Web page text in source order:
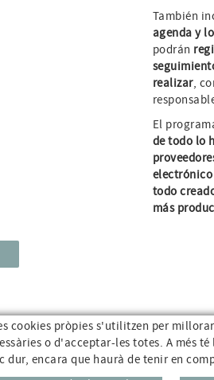
También
agenda y
podrán
realizar,
El
de todo lo
electrónico
todo
más
96 69
cookies pròpies s'utilitzen per
o d'acceptar-les totes. A
dur, encara que haurà de tenir en